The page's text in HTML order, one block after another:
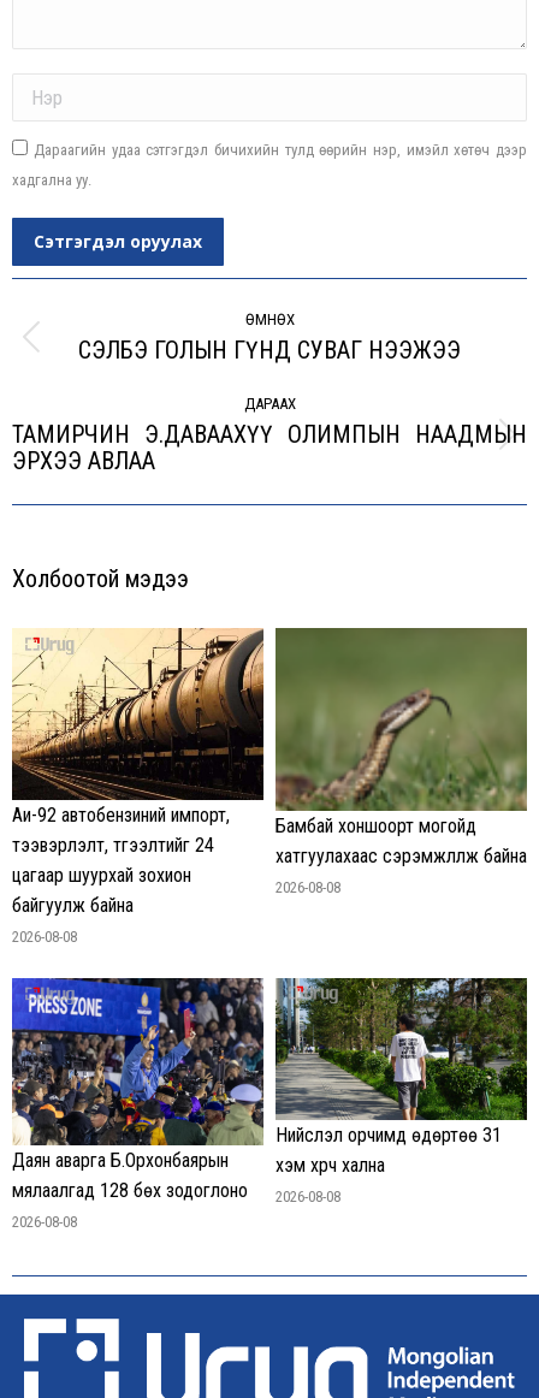
Дараагийн удаа сэтгэгдэл бичихийн тулд өөрийн нэр, имэйл хөтөч дээр
хадгална уу.
Сэтгэгдэл оруулах
navigation
ӨМНӨХ
Previous
СЭЛБЭ ГОЛЫН ГҮНД СУВАГ НЭЭЖЭЭ
ДАРААХ
Next
ТАМИРЧИН Э.ДАВААХҮҮ ОЛИМПЫН НААДМЫН
ЭРХЭЭ АВЛАА
Холбоотой мэдээ
Аи-92 автобензиний импорт,
тээвэрлэлт, түгээлтийг 24
цагаар шуурхай зохион
байгуулж байна
2026-08-08
Бамбай хоншоорт могойд
хатгуулахаас сэрэмжлүүлж байна
2026-08-08
Даян аварга Б.Орхонбаярын
мялаалгад 128 бөх зодоглоно
2026-08-08
Нийслэл орчимд өдөртөө 31
хэм хүрч хална
2026-08-08